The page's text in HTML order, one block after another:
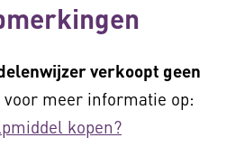
verkoopt geen
voor meer informatie op:
kopen?